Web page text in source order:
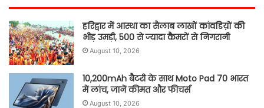
हरिद्वार में आस्था का सैलाब लाखों कांवडिय़ों की
भीड़ उमड़ी, 500 से ज्यादा कैमरों से निगरानी
August 10, 2026
10,200mAh बैटरी के साथ Moto Pad 70 भारत
में लांच, जानें कीमत और फीचर्स
August 10, 2026